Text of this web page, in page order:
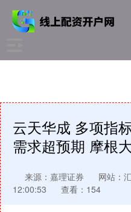
云天华成 多项指
需求超预期 摩根
来源：嘉理证券 网站：
12:00:53
查看：154